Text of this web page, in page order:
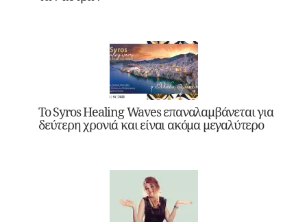
Το Syros Healing Waves επαναλαμβάνεται για
δεύτερη χρονιά και είναι ακόμα μεγαλύτερο